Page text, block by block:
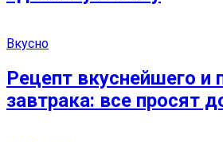
Вкусно
Рецепт вкуснейшего и
завтрака: все просят